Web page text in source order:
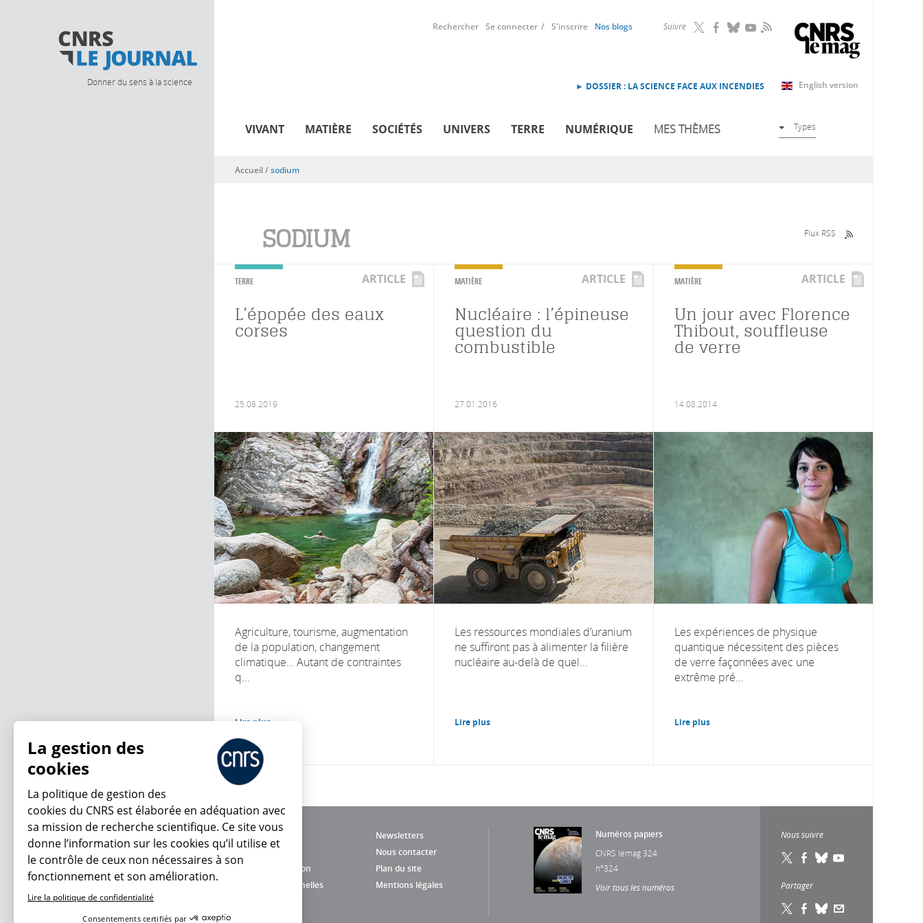
Donner du sens à la science
Suivre RSS
Rechercher Se connecter S'inscrire Nos blogs
English version
► DOSSIER : LA SCIENCE FACE AUX INCENDIES
VIVANT MATIÈRE SOCIÉTÉS UNIVERS TERRE NUMÉRIQUE MES THÈMES Types
Vous êtes ici
Accueil/sodium
SODIUM Flux RSS
TERRE ARTICLE
L’épopée des eaux
corses
25.06.2019
Agriculture, tourisme, augmentation
de la population, changement
climatique… Autant de contraintes
q...
Lire plus
MATIÈRE ARTICLE
Nucléaire : l’épineuse
question du
combustible
27.01.2016
Les ressources mondiales d’uranium
ne suffiront pas à alimenter la filière
nucléaire au-delà de quel...
Lire plus
MATIÈRE ARTICLE
Un jour avec Florence
Thibout, souffleuse
de verre
14.08.2014
Les expériences de physique
quantique nécessitent des pièces
de verre façonnées avec une
extrême pré...
Lire plus
Newsletters
Nous contacter
Charte d'utilisation
Plan du site
Données personnelles
Mentions légales
Numéros papiers
CNRS lemag 324
n°324
Voir tous les numéros
Nous suivre
Partager
En ce moment
La gestion des
cookies
La politique de gestion des
cookies du CNRS est élaborée en adéquation avec
sa mission de recherche scientifique. Ce site vous
donne l’information sur les cookies qu’il utilise et
le contrôle de ceux non nécessaires à son
fonctionnement et son amélioration.
Lire la politique de confidentialité
Consentements certifiés par